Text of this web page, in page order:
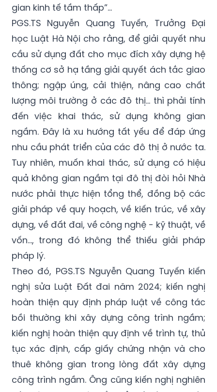
gian kinh tế tầm thấp”…
PGS.TS Nguyễn Quang Tuyến, Trưởng Đại
học Luật Hà Nội cho rằng, để giải quyết nhu
cầu sử dụng đất cho mục đích xây dựng hệ
thống cơ sở hạ tầng giải quyết ách tắc giao
thông; ngập úng, cải thiện, nâng cao chất
lượng môi trường ở các đô thị... thì phải tính
đến việc khai thác, sử dụng không gian
ngầm. Đây là xu hướng tất yếu để đáp ứng
nhu cầu phát triển của các đô thị ở nước ta.
Tuy nhiên, muốn khai thác, sử dụng có hiệu
quả không gian ngầm tại đô thị đòi hỏi Nhà
nước phải thực hiện tổng thể, đồng bộ các
giải pháp về quy hoạch, về kiến trúc, về xây
dựng, về đất đai, về công nghệ - kỹ thuật, về
vốn..., trong đó không thể thiếu giải pháp
pháp lý.
Theo đó, PGS.TS Nguyễn Quang Tuyến kiến
nghị sửa Luật Đất đai năm 2024; kiến nghị
hoàn thiện quy định pháp luật về công tác
bồi thường khi xây dựng công trình ngầm;
kiến nghị hoàn thiện quy định về trình tự, thủ
tục xác định, cấp giấy chứng nhận và cho
thuê không gian trong lòng đất xây dựng
công trình ngầm. Ông cũng kiến nghị nghiên